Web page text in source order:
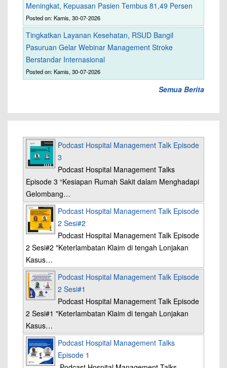
Meningkat, Kepuasan Pasien Tembus 81,49 Persen
Posted on: Kamis, 30-07-2026
Tingkatkan Layanan Kesehatan, RSUD Bangil
Pasuruan Gelar Webinar Management Stroke
Berstandar Internasional
Posted on: Kamis, 30-07-2026
Semua Berita
Podcast Hospital Management Talk Episode
3
Podcast Hospital Management Talks
Episode 3 “Kesiapan Rumah Sakit dalam Menghadapi
Gelombang…
Podcast Hospital Management Talk Episode
2 Sesi#2
Podcast Hospital Management Talk Episode
2 Sesi#2 "Keterlambatan Klaim di tengah Lonjakan
Kasus…
Podcast Hospital Management Talk Episode
2 Sesi#1
Podcast Hospital Management Talk Episode
2 Sesi#1 "Keterlambatan Klaim di tengah Lonjakan
Kasus…
Podcast Hospital Management Talks
Episode 1